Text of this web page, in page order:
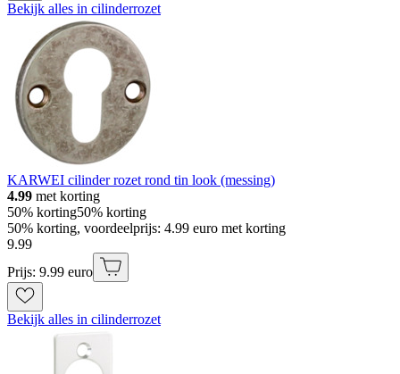
Bekijk alles in cilinderrozet
KARWEI cilinder rozet rond tin look (messing)
4.99 met korting
50% korting50% korting
50% korting, voordeelprijs: 4.99 euro met korting
9.99
Prijs: 9.99 euro
Bekijk alles in cilinderrozet